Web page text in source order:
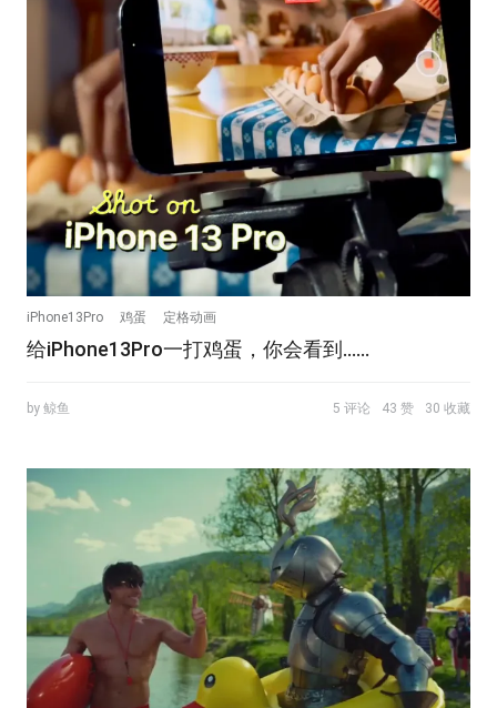
iPhone13Pro 鸡蛋 定格动画
给iPhone13Pro一打鸡蛋，你会看到……
by 鲸鱼 5 评论 43 赞 30 收藏